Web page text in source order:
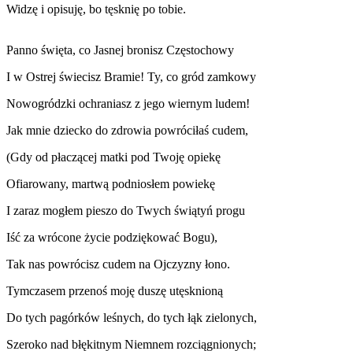
Widzę i opisuję, bo tęsknię po tobie.
Panno święta, co Jasnej bronisz Częstochowy
I w Ostrej świecisz Bramie! Ty, co gród zamkowy
Nowogródzki ochraniasz z jego wiernym ludem!
Jak mnie dziecko do zdrowia powróciłaś cudem,
(Gdy od płaczącej matki pod Twoję opiekę
Ofiarowany, martwą podniosłem powiekę
I zaraz mogłem pieszo do Twych świątyń progu
Iść za wrócone życie podziękować Bogu),
Tak nas powrócisz cudem na Ojczyzny łono.
Tymczasem przenoś moję duszę utęsknioną
Do tych pagórków leśnych, do tych łąk zielonych,
Szeroko nad błękitnym Niemnem rozciągnionych;